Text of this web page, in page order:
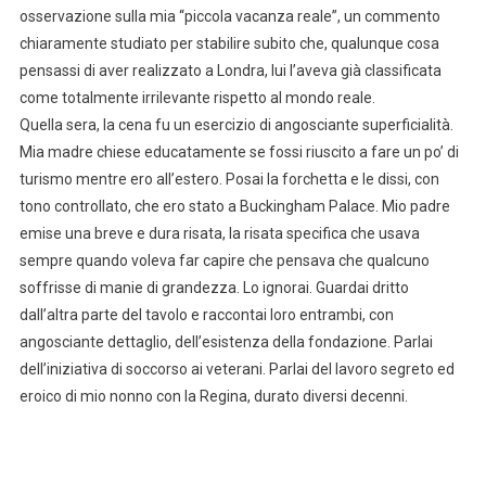
osservazione sulla mia “piccola vacanza reale”, un commento
chiaramente studiato per stabilire subito che, qualunque cosa
pensassi di aver realizzato a Londra, lui l’aveva già classificata
come totalmente irrilevante rispetto al mondo reale.
Quella sera, la cena fu un esercizio di angosciante superficialità.
Mia madre chiese educatamente se fossi riuscito a fare un po’ di
turismo mentre ero all’estero. Posai la forchetta e le dissi, con
tono controllato, che ero stato a Buckingham Palace. Mio padre
emise una breve e dura risata, la risata specifica che usava
sempre quando voleva far capire che pensava che qualcuno
soffrisse di manie di grandezza. Lo ignorai. Guardai dritto
dall’altra parte del tavolo e raccontai loro entrambi, con
angosciante dettaglio, dell’esistenza della fondazione. Parlai
dell’iniziativa di soccorso ai veterani. Parlai del lavoro segreto ed
eroico di mio nonno con la Regina, durato diversi decenni.